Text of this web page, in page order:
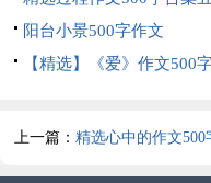
阳台小景500字作文
【精选】《爱》作文500
上一篇：精选心中的作文500
集7篇